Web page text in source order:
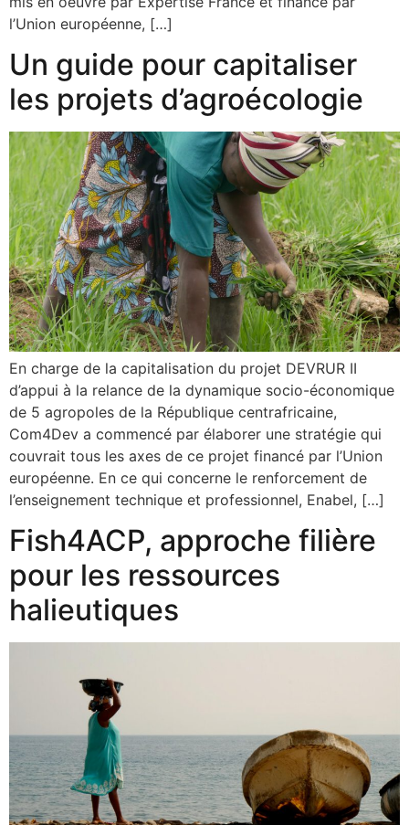
l’Union européenne, […]
Un guide pour capitaliser
les projets d’agroécologie
En charge de la capitalisation du projet DEVRUR II
d’appui à la relance de la dynamique socio-économique
de 5 agropoles de la République centrafricaine,
Com4Dev a commencé par élaborer une stratégie qui
couvrait tous les axes de ce projet financé par l’Union
européenne. En ce qui concerne le renforcement de
l’enseignement technique et professionnel, Enabel, […]
Fish4ACP, approche filière
pour les ressources
halieutiques